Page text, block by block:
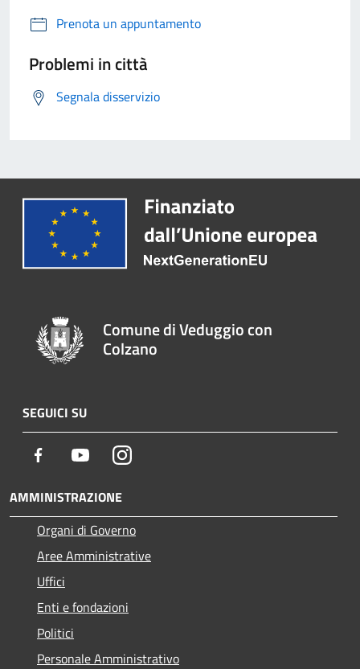
Prenota un appuntamento
Problemi in città
Segnala disservizio
Comune di Veduggio con
Colzano
SEGUICI SU
Facebook YoutubeInstagram
AMMINISTRAZIONE
Organi di Governo
Aree Amministrative
Uffici
Enti e fondazioni
Politici
Personale Amministrativo